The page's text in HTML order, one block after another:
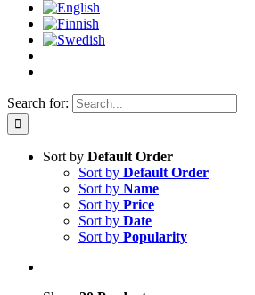
Search for:
Sort by Default Order
Sort by Default Order
Sort by Name
Sort by Price
Sort by Date
Sort by Popularity